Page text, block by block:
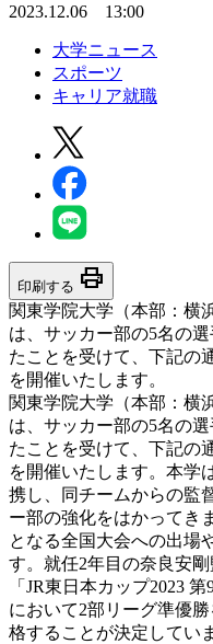
2023.12.06 13:00
大学ニュース
スポーツ
キャリア就職
印刷する print
関東学院大学（本部：
は、サッカー部の5名の
たことを受けて、下記の
を開催いたします。
関東学院大学（本部：
は、サッカー部の5名の
たことを受けて、下記の
を開催いたします。本学
携し、同チームからの監
ー部の強化をはかってき
となる全国大会への出場
す。就任2年目の奈良安
「JR東日本カップ2023
において2部リーグ準優
格することが決定してい